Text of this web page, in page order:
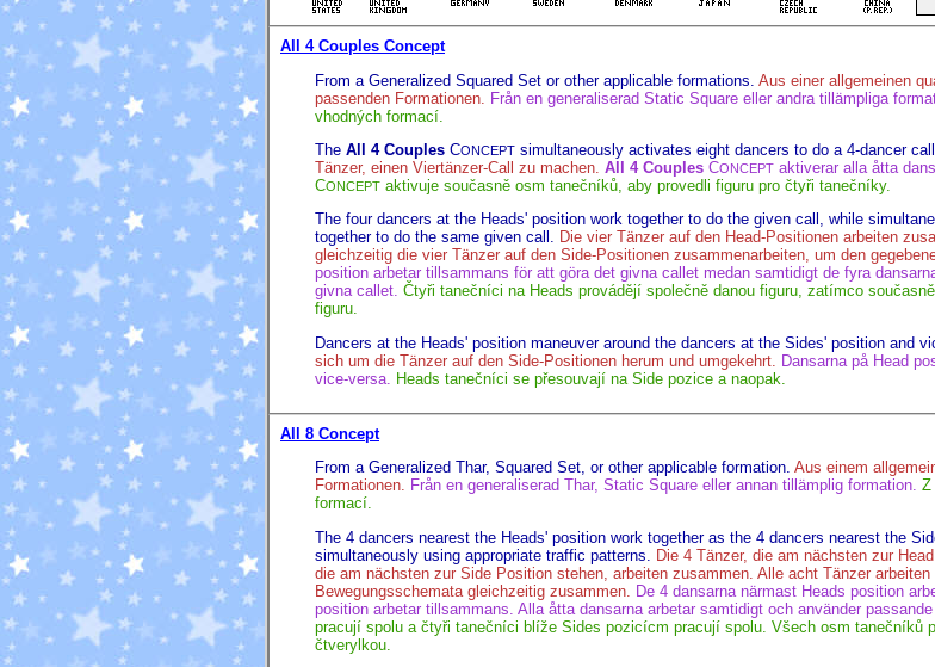
All 4 Couples Concept
From a Generalized Squared Set or other applicable formations. Aus einer allgemeinen
passenden Formationen. Från en generaliserad Static Square eller andra tillämpliga
vhodných formací.
The All 4 Couples CONCEPT simultaneously activates eight dancers to do a 4-dancer call.
Tänzer, einen Viertänzer-Call zu machen. All 4 Couples CONCEPT aktiverar alla åtta
CONCEPT aktivuje současně osm tanečníků, aby provedli figuru pro čtyři tanečníky.
The four dancers at the Heads' position work together to do the given call, while
together to do the same given call. Die vier Tänzer auf den Head-Positionen arbeiten
gleichzeitig die vier Tänzer auf den Side-Positionen zusammenarbeiten, um den
position arbetar tillsammans för att göra det givna callet medan samtidigt de fyra
givna callet. Čtyři tanečníci na Heads provádějí společně danou figuru, zatímco
figuru.
Dancers at the Heads' position maneuver around the dancers at the Sides' position and
sich um die Tänzer auf den Side-Positionen herum und umgekehrt. Dansarna på Head
vice-versa. Heads tanečníci se přesouvají na Side pozice a naopak.
All 8 Concept
From a Generalized Thar, Squared Set, or other applicable formation. Aus einem
Formationen. Från en generaliserad Thar, Static Square eller annan tillämplig formation. Z
formací.
The 4 dancers nearest the Heads' position work together as the 4 dancers nearest the
simultaneously using appropriate traffic patterns.
Die 4 Tänzer, die am nächsten zur
die am nächsten zur Side Position stehen, arbeiten zusammen. Alle acht Tänzer arbeiten
Bewegungsschemata gleichzeitig zusammen. De 4 dansarna närmast Heads position
position arbetar tillsammans. Alla åtta dansarna arbetar samtidigt och använder passande
pracují spolu a čtyři tanečníci blíže Sides pozicícm pracují spolu. Všech osm tanečníků
čtverylkou.